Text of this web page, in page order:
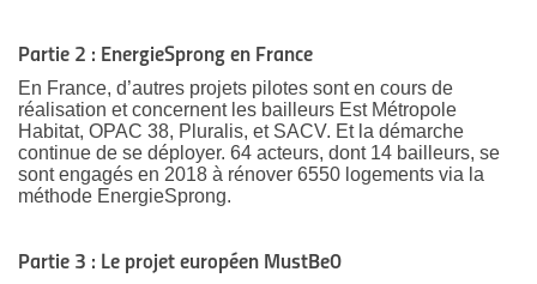
Partie 2 : EnergieSprong en France
En France, d’autres projets pilotes sont en cours de
réalisation et concernent les bailleurs Est Métropole
Habitat, OPAC 38, Pluralis, et SACV. Et la démarche
continue de se déployer. 64 acteurs, dont 14 bailleurs, se
sont engagés en 2018 à rénover 6550 logements via la
méthode EnergieSprong.
Partie 3 : Le projet européen MustBe0